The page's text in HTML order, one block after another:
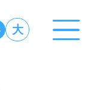
大